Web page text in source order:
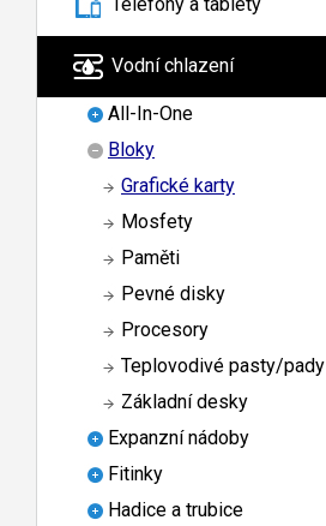
Telefony a tablety
Vodní chlazení
All-In-One
Bloky
Grafické karty
Mosfety
Paměti
Pevné disky
Procesory
Teplovodivé pasty/pady
Základní desky
Expanzní nádoby
Fitinky
Hadice a trubice